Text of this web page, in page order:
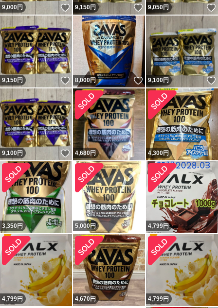
9,000円 いいね！
9,150円 いいね！
9,050円
9,150円 いいね！
8,000円 いいね！
9,100円
9,100円 いいね！
4,680円 4,300円
3,350円 5,000円 4,799円
4,799円 4,670円 4,799円